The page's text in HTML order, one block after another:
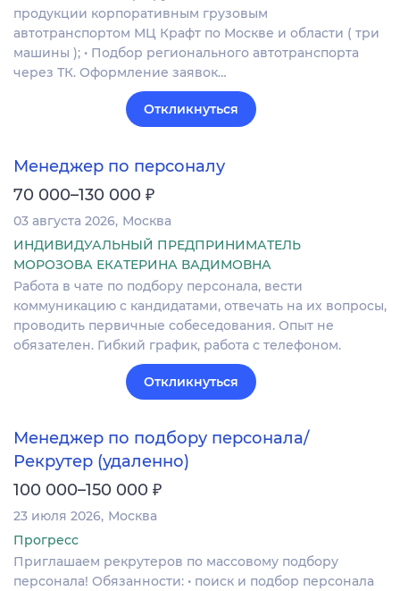
продукции корпоративным грузовым
автотранспортом МЦ Крафт по Москве и области ( три
машины ); • Подбор регионального автотранспорта
через ТК. Оформление заявок…
Откликнуться
Менеджер по персоналу
70 000–130 000 ₽
03 августа 2026 Москва
ИНДИВИДУАЛЬНЫЙ ПРЕДПРИНИМАТЕЛЬ
МОРОЗОВА ЕКАТЕРИНА ВАДИМОВНА
Работа в чате по подбору персонала, вести
коммуникацию с кандидатами, отвечать на их вопросы,
проводить первичные собеседования. Опыт не
обязателен. Гибкий график, работа с телефоном.
Откликнуться
Менеджер по подбору персонала/
Рекрутер (удаленно)
100 000–150 000 ₽
23 июля 2026 Москва
Прогресс
Приглашаем рекрутеров по массовому подбору
персонала! Обязанности: • поиск и подбор персонала